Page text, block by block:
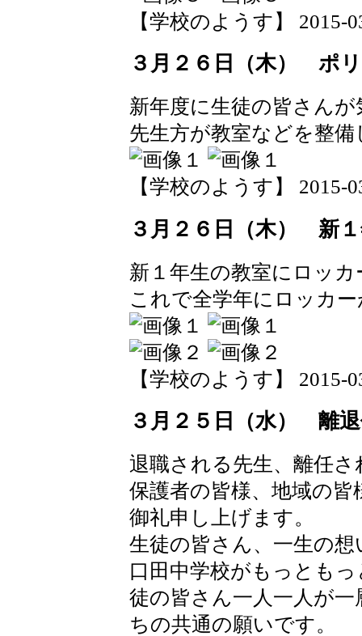
【学校のようす】 2015-
３月２６日（木） ポ
新年度に生徒の皆さん
先生方が教室などを整
【学校のようす】 2015-
３月２６日（木） 新
新１年生の教室にロッ
これで全学年にロッカ
【学校のようす】 2015-
３月２５日（水） 離
退職される先生、離任
保護者の皆様、地域の
御礼申し上げます。
生徒の皆さん、一生の
口田中学校がもっとも
徒の皆さん一人一人が
ちの共通の願いです。